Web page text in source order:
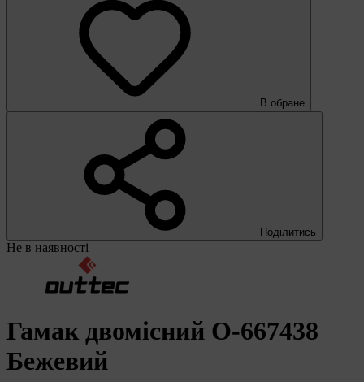
В обране
Поділитись
Не в наявності
Гамак двомісний O-667438
Бежевий